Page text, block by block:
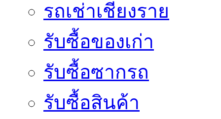
รถเช่าเชียงราย
รับซื้อของเก่า
รับซื้อซากรถ
รับซื้อสินค้า